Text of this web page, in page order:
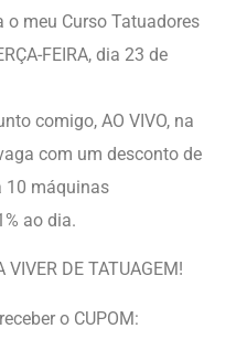
o meu Curso Tatuadores
FEIRA, dia 23 de
comigo, AO VIVO, na
com um desconto de
10 máquinas
ao dia.
VIVER DE TATUAGEM!
o CUPOM: